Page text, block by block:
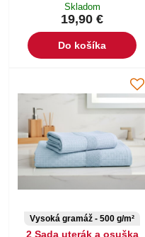
Skladom
19,90 €
Do košíka
Vysoká gramáž - 500 g/m²
2 Sada uterák a osuška